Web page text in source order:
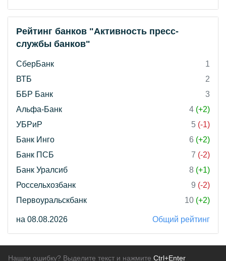
Рейтинг банков "Активность пресс-
службы банков"
СберБанк
1
ВТБ
2
ББР Банк
3
Альфа-Банк
4 (+2)
УБРиР
5 (-1)
Банк Инго
6 (+2)
Банк ПСБ
7 (-2)
Банк Уралсиб
8 (+1)
Россельхозбанк
9 (-2)
Первоуральскбанк
10 (+2)
на 08.08.2026 Общий рейтинг
Нашли ошибку? Выделите текст и нажмите Ctrl+Enter